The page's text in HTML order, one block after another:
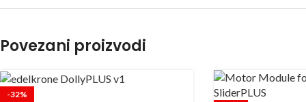
Povezani proizvodi
-32%